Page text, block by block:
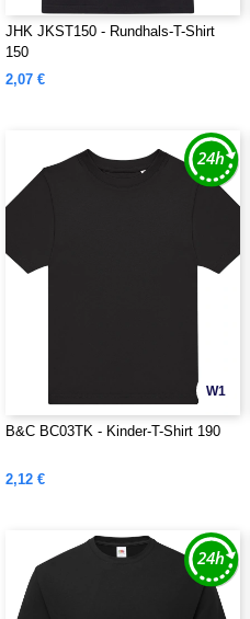
JHK JKST150 - Rundhals-T-Shirt
150
2,07 €
W1
B&C BC03TK - Kinder-T-Shirt 190
2,12 €